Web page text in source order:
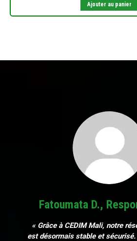
Ajouter au panier
Fatoumata D.,
« Grâce à CEDIM Mali, notre
est désormais stable et